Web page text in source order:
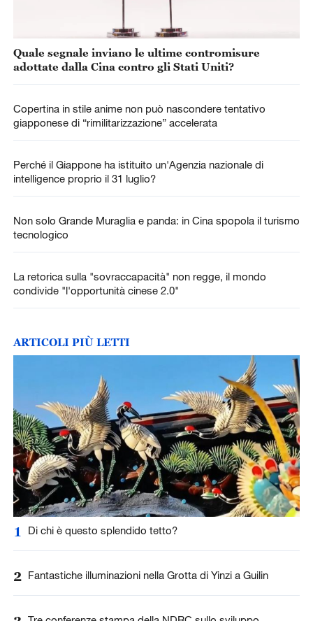
Quale segnale inviano le ultime contromisure
adottate dalla Cina contro gli Stati Uniti?
Copertina in stile anime non può nascondere tentativo
giapponese di “rimilitarizzazione” accelerata
Perché il Giappone ha istituito un'Agenzia nazionale di
intelligence proprio il 31 luglio?
Non solo Grande Muraglia e panda: in Cina spopola il turismo
tecnologico
La retorica sulla "sovraccapacità" non regge, il mondo
condivide "l'opportunità cinese 2.0"
ARTICOLI PIÙ LETTI
1 Di chi è questo splendido tetto?
2 Fantastiche illuminazioni nella Grotta di Yinzi a Guilin